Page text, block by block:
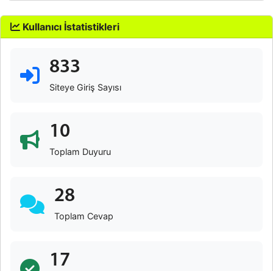
Kullanıcı İstatistikleri
833
Siteye Giriş Sayısı
10
Toplam Duyuru
28
Toplam Cevap
17